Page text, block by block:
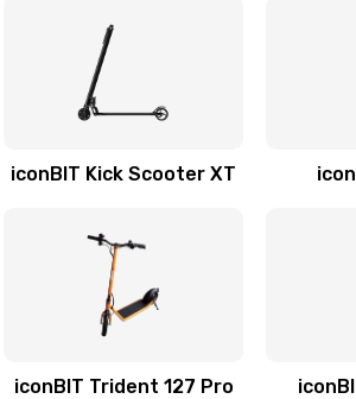
iconBIT Kick Scooter XT
iconBIT Trident 127 Pro